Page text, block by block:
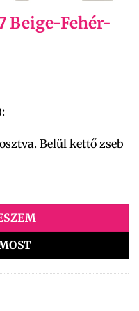
Beige-Fehér-
Belül kettő zseb